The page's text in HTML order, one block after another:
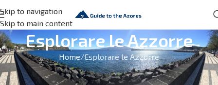
Skip to navigation
Skip to main content
Esplorare le Azzorre
Home Esplorare le Azzorre